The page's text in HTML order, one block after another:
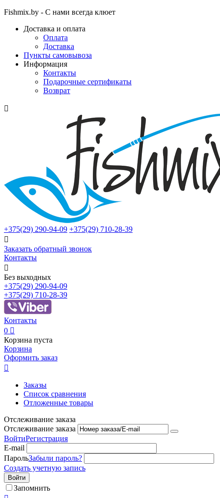
Fishmix.by - С нами всегда клюет
Доставка и оплата
Оплата
Доставка
Пункты самовывоза
Информация
Контакты
Подарочные сертификаты
Возврат

+375(29) 290-94-09 +375(29) 710-28-39

Заказать обратный звонок
Контакты

Без выходных
+375(29) 290-94-09
+375(29) 710-28-39
Контакты
0 
Корзина пуста
Корзина
Оформить заказ

Заказы
Список сравнения
Отложенные товары
Отслеживание заказа
Отслеживание заказа
ВойтиРегистрация
E-mail
ПарольЗабыли пароль?
Создать учетную запись
Войти
Запомнить